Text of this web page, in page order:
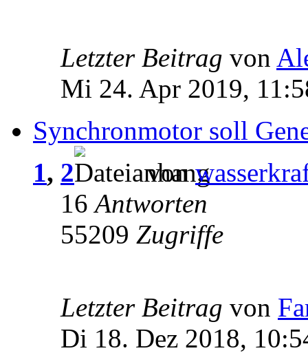
Letzter Beitrag von
Mi 24. Apr 2019,
Synchronmotor soll
1, 2 von
16Antworten
55209 Zugriffe
Letzter Beitrag von
Di 18. Dez 2018,